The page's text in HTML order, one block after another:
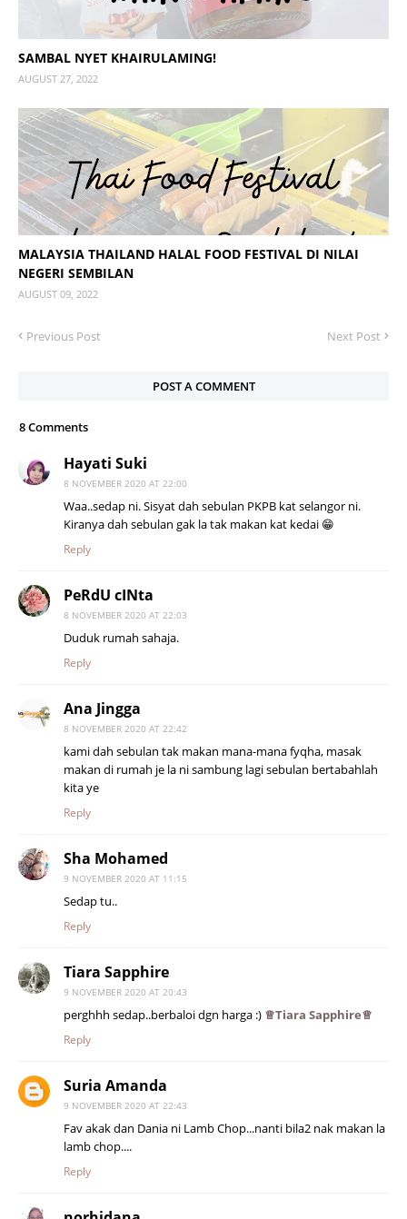
SAMBAL NYET KHAIRULAMING!
AUGUST 27, 2022
MALAYSIA THAILAND HALAL FOOD FESTIVAL DI NILAI
NEGERI SEMBILAN
AUGUST 09, 2022
Previous Post Next Post
POST A COMMENT
8 Comments
Hayati Suki
8 NOVEMBER 2020 AT 22:00
Waa..sedap ni. Sisyat dah sebulan PKPB kat selangor ni.
Kiranya dah sebulan gak la tak makan kat kedai 😁
Reply
PeRdU cINta
8 NOVEMBER 2020 AT 22:03
Duduk rumah sahaja.
Reply
Ana Jingga
8 NOVEMBER 2020 AT 22:42
kami dah sebulan tak makan mana-mana fyqha, masak
makan di rumah je la ni sambung lagi sebulan bertabahlah
kita ye
Reply
Sha Mohamed
9 NOVEMBER 2020 AT 11:15
Sedap tu..
Reply
Tiara Sapphire
9 NOVEMBER 2020 AT 20:43
perghhh sedap..berbaloi dgn harga :) ♕Tiara Sapphire♕
Reply
Suria Amanda
9 NOVEMBER 2020 AT 22:43
Fav akak dan Dania ni Lamb Chop...nanti bila2 nak makan la
lamb chop....
Reply